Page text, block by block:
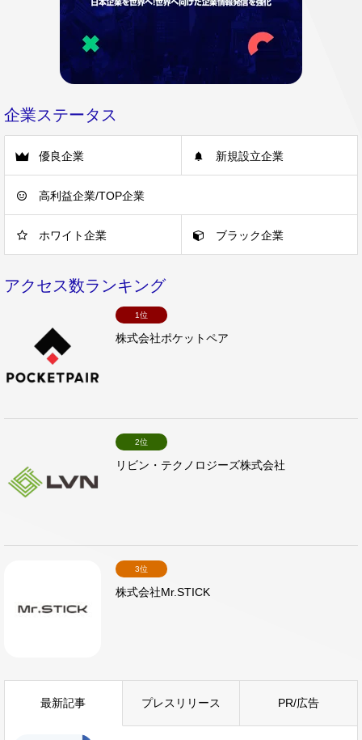
企業ステータス
優良企業 新規設立企業
高利益企業/TOP企業
ホワイト企業 ブラック企業
アクセス数ランキング
1位
株式会社ポケットペア
2位
リビン・テクノロジーズ株式会社
3位
株式会社Mr.STICK
最新記事 プレスリリース PR/広告